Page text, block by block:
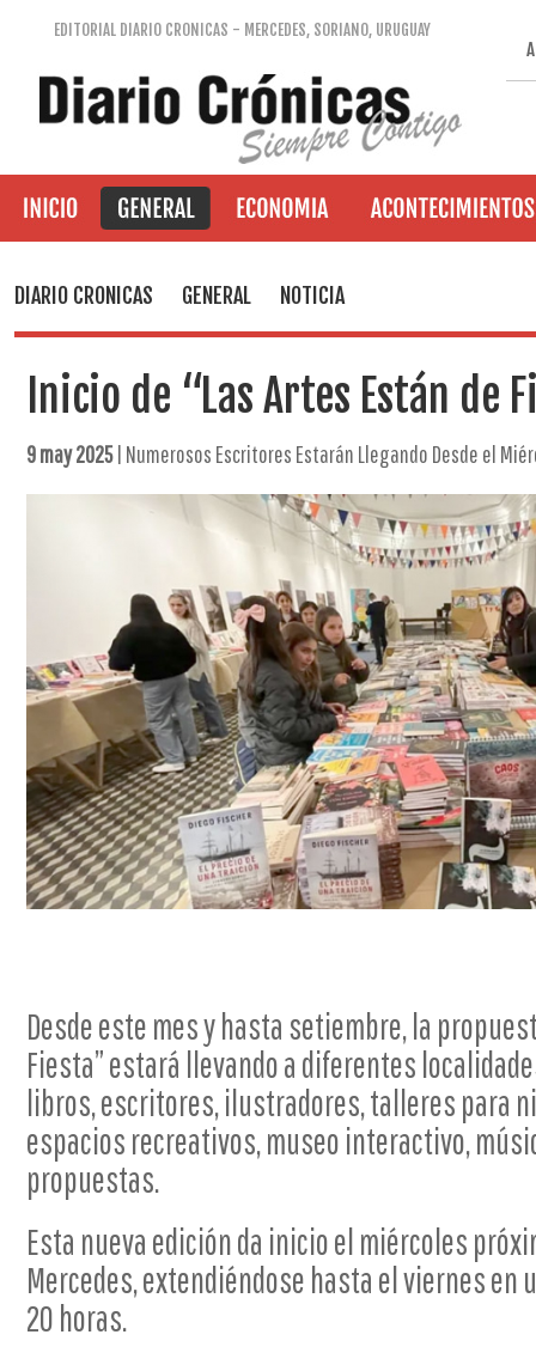
EDITORIAL DIARIO CRONICAS - MERCEDES, SORIANO, URUGUAY
DIARIO CRONICAS GENERAL NOTICIA
Inicio de “Las Artes Están de
9 may 2025| Numerosos Escritores Estarán Llegando Desde el
Desde este mes y hasta setiembre, la
Fiesta” estará llevando a diferentes
libros, escritores, ilustradores, talleres para
espacios recreativos, museo interactivo,
propuestas.
Esta nueva edición da inicio el miércoles
Mercedes, extendiéndose hasta el viernes en
20 horas.